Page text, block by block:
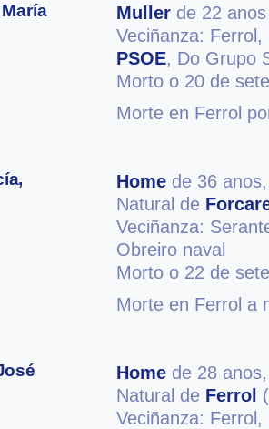
Muller de 22 anos
Veciñanza: Ferrol,
PSOE, Do Grupo
Morto o 20 de
Morte en Ferrol
Home de 36
Natural de
Veciñanza:
Obreiro naval
Morto o 22 de
Morte en Ferrol a
Home de 28
Natural de Ferrol
Veciñanza: Ferrol,